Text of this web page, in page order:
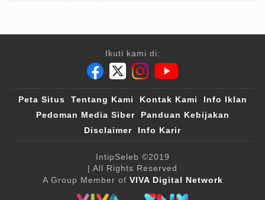
Ikuti kami di:
Peta Situs Tentang Kami Kontak Kami
Info Iklan
Pedoman Media Siber
Panduan Kebijakan
Disclaimer
Info Karir
IntipSeleb ©2019
| All Rights Reserved
A Group Member of VIVA Digital Network